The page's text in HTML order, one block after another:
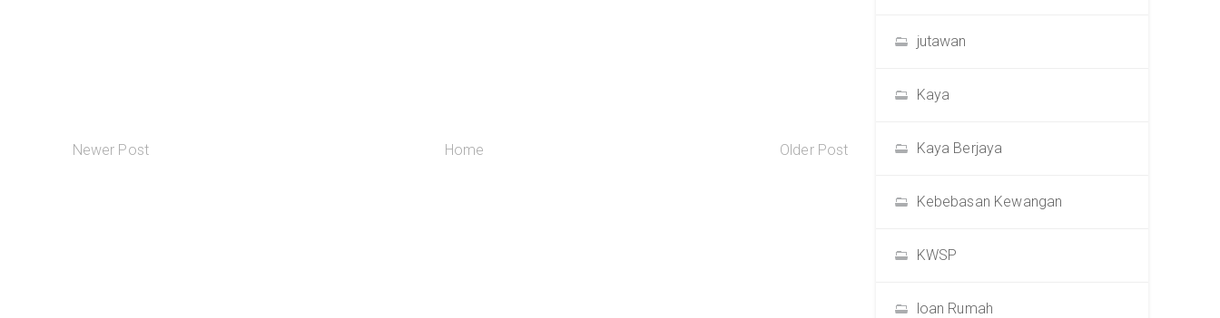
Newer Post Home Older Post
jutawan
Kaya
Kaya Berjaya
Kebebasan Kewangan
KWSP
loan Rumah